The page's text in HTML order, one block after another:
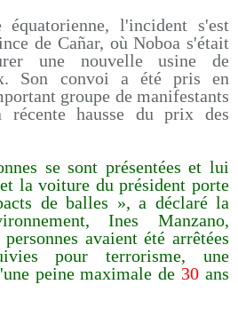
équatorienne, l'incident s'est
de Cañar, où Noboa s'était
une nouvelle usine de
Son convoi a été pris en
groupe de manifestants
récente hausse du prix des
se sont présentées et lui
la voiture du président porte
de balles », a déclaré la
Ines Manzano,
avaient été arrêtées
pour terrorisme, une
peine maximale de 30ans